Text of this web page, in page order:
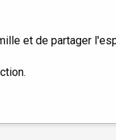
et de partager